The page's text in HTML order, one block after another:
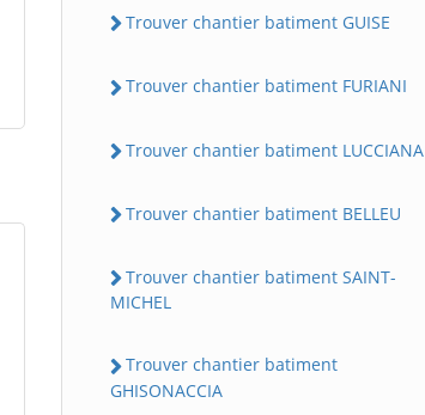
Trouver chantier batiment GUISE
Trouver chantier batiment FURIANI
Trouver chantier batiment LUCCIANA
Trouver chantier batiment BELLEU
Trouver chantier batiment SAINT-
MICHEL
Trouver chantier batiment
GHISONACCIA